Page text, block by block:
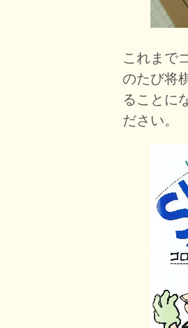
これまで
のたび将
ることに
ださい。